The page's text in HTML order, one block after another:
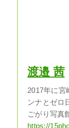
渡邉 茜
2017年に宮
ンナとゼロ
ごがり写真
https://